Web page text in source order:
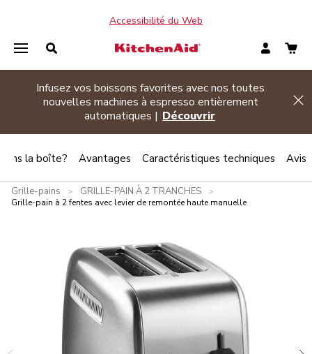
Accessibilité du Web
Promotion d’été| Achetez deux électroménagers
admissibles ou plus et économisez 20 %Magasinez
Grille-pains > GRILLE-PAIN À 2 TRANCHES
>
Grille-pain à 2 fentes avec levier de remontée haute manuelle
la boîte? Avantages Caractéristiques techniques Avis